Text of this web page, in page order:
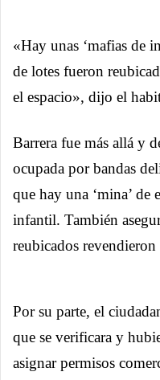
«Hay unas ‘mafias de
de lotes fueron
el espacio», dijo el
Barrera fue más allá y
ocupada por bandas
que hay una ‘mina’
infantil. También
reubicados
Por su parte, el
que se verificara y
asignar permisos